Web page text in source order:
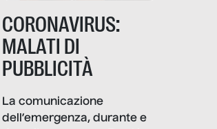
CORONAVIRUS:
MALATI DI
PUBBLICITÀ
La comunicazione
dell’emergenza, durante e